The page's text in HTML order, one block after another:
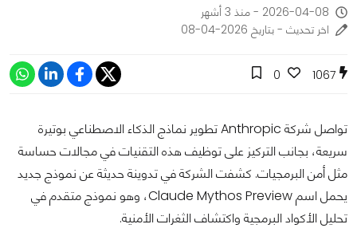
2026-04-08 - منذ 3 أشهر
اخر تحديث - بتاريخ 2026-04-08
1067
0
تواصل شركة Anthropic تطوير نماذج الذكاء الاصطناعي بوتيرة
سريعة، بجانب التركيز على توظيف هذه التقنيات في مجالات حساسة
مثل أمن البرمجيات. كشفت الشركة في تدوينة حديثة عن نموذج جديد
يحمل اسم Claude Mythos Preview، وهو نموذج متقدم في
تحليل الأكواد البرمجية واكتشاف الثغرات الأمنية.